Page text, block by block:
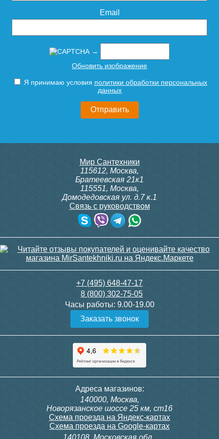
Редуктор давления
выходом под манометр
Редуктор давления
ROMMER PN25 вн/вн 1'' с
выходом под манометр
RVS-0008-000025
Email
→
Обновить изображение
Я принимаю условия политики обработки персональных
данных
Мир Сантехники
115612, Москва,
Братеевская 21к1
115551, Москва,
Домодедовская ул. д.7 к.1
Связь с руководством
+7 (495) 648-47-17
8 (800) 302-75-05
Часы работы: 9.00-19.00
Заказать звонок
Адреса магазинов:
140000, Москва,
Новорязанское шоссе 25 км, ст16
Схема проезда на Яндекс-картах
Схема проезда на Google-картах
140108, Московская обл.,